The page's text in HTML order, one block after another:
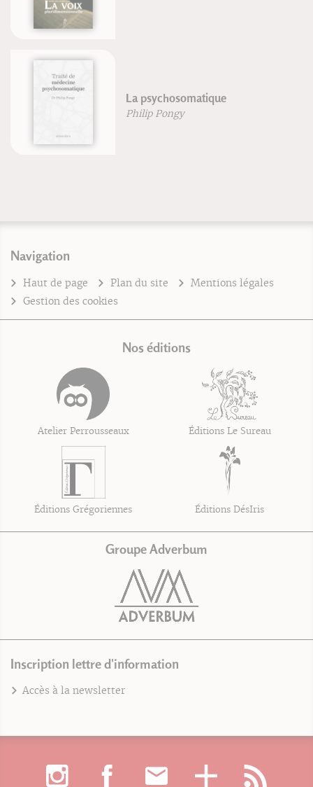
La psychosomatique
Philip Pongy
Navigation
Haut de page Plan du site
Mentions légales
Gestion des cookies
Nos éditions
Atelier Perrousseaux Éditions Le Sureau
Éditions Grégoriennes Éditions DésIris
Groupe Adverbum
Inscription lettre d'information
Accès à la newsletter